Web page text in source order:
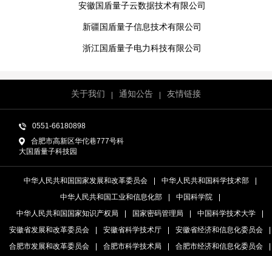
安徽国盾量子云数据技术有限公司
新疆国盾量子信息技术有限公司
浙江国盾量子电力科技有限公司
关于我们 通知公告 友情链接
0551-66180898
合肥市高新区华佗巷777号科
大国盾量子科技园
中华人民共和国国家发展和改革委员会
中华人民共和国科学技术部
中华人民共和国工业和信息化部
中国科学院
中华人民共和国国家知识产权局
国家密码管理局
中国科学技术大学
安徽省发展和改革委员会
安徽省科学技术厅
安徽省经济和信息化委员会
合肥市发展和改革委员会
合肥市科学技术局 合肥市经济和信息化委员会